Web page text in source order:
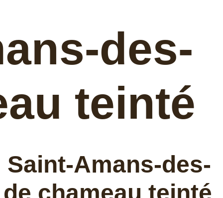
des-
teinté
Saint-Amans-des-
chameau teinté